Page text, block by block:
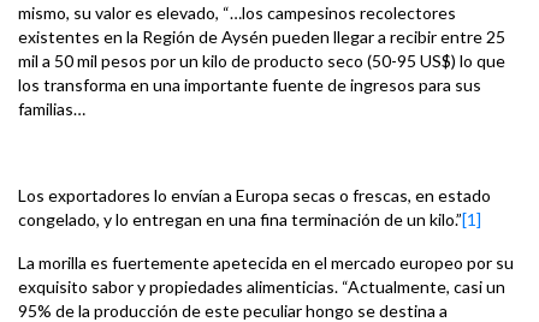
mismo, su valor es elevado, “…los campesinos recolectores
existentes en la Región de Aysén pueden llegar a recibir entre 25
mil a 50 mil pesos por un kilo de producto seco (50-95 US$) lo que
los transforma en una importante fuente de ingresos para sus
familias…
Los exportadores lo envían a Europa secas o frescas, en estado
congelado, y lo entregan en una fina terminación de un kilo.”[1]
La morilla es fuertemente apetecida en el mercado europeo por su
exquisito sabor y propiedades alimenticias. “Actualmente, casi un
95% de la producción de este peculiar hongo se destina a